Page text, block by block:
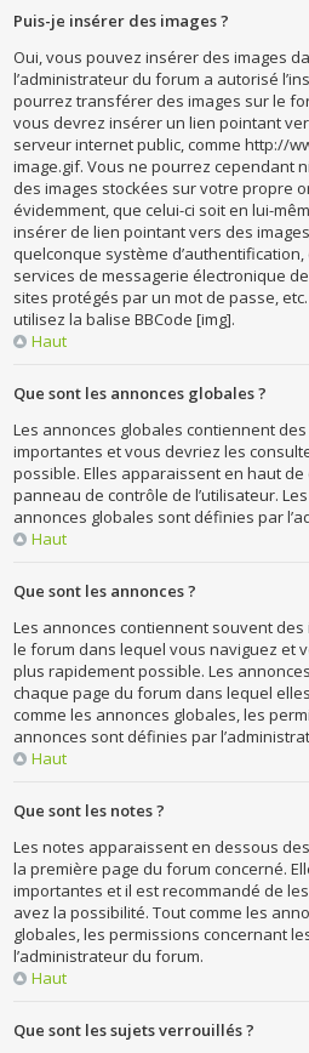
Puis-je insérer des images ?
Oui, vous pouvez insérer des images
l’administrateur du forum a autorisé
pourrez transférer des images sur le
vous devrez insérer un lien pointant
serveur internet public, comme http://
image.gif. Vous ne pourrez cependant
des images stockées sur votre propre
évidemment, que celui-ci soit en lui-
insérer de lien pointant vers des
quelconque système
services de messagerie électronique
sites protégés par un mot de passe,
utilisez la balise BBCode [img].
Haut
Que sont les annonces globales ?
Les annonces globales contiennent
importantes et vous devriez les
possible. Elles apparaissent en haut
panneau de contrôle de l’utilisateur.
annonces globales sont définies par
Haut
Que sont les annonces ?
Les annonces contiennent souvent
le forum dans lequel vous naviguez et
plus rapidement possible. Les
chaque page du forum dans lequel
comme les annonces globales, les
annonces sont définies par
Haut
Que sont les notes ?
Les notes apparaissent en dessous
la première page du forum concerné.
importantes et il est recommandé de
avez la possibilité. Tout comme les
globales, les permissions concernant
l’administrateur du forum.
Haut
Que sont les sujets verrouillés ?